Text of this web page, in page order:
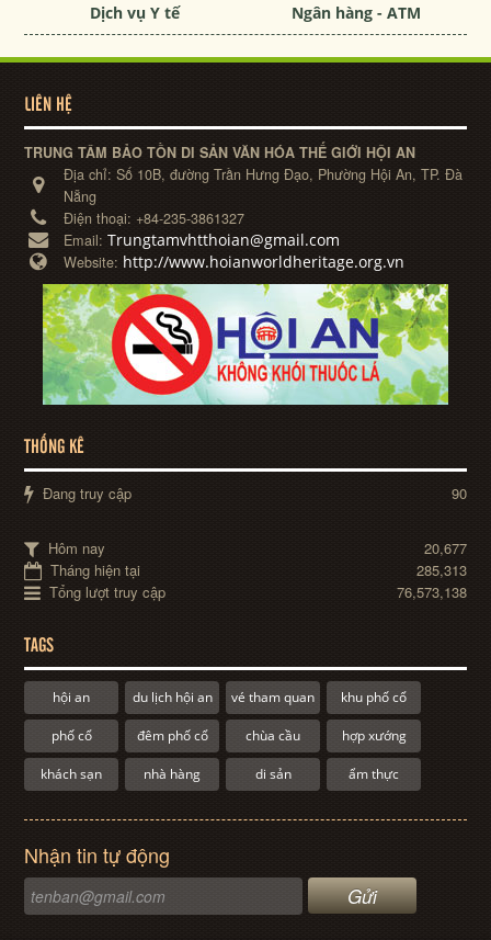
Dịch vụ Y tế Ngân hàng - ATM
LIÊN HỆ
TRUNG TÂM BẢO TỒN DI SẢN VĂN HÓA THẾ GIỚI HỘI AN
Địa chỉ:Số 10B, đường Trần Hưng Đạo, Phường Hội An, TP. Đà
Nẵng
Điện thoại: +84-235-3861327
Email:Trungtamvhtthoian@gmail.com
Website: http://www.hoianworldheritage.org.vn
THỐNG KÊ
Đang truy cập 90
Hôm nay
20,677
Tháng hiện tại
285,313
Tổng lượt truy cập
76,573,138
TAGS
hội an du lịch hội an vé tham quan khu phố cổ
phố cổ đêm phố cổ chùa cầu hợp xướng
khách sạn nhà hàng di sản ẩm thực
Nhận tin tự động